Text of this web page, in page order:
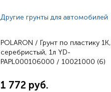
Другие грунты для автомобилей
POLARON / Грунт по пластику 1К,
серебристый, 1л YD-
PAPL000106000 / 10021000 (6)
1 772 руб.